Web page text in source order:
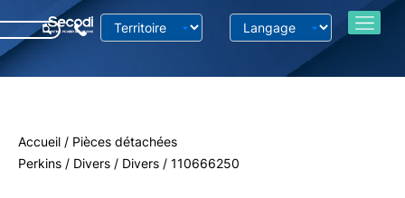
Accueil / Pièces détachées
Perkins / Divers / Divers / 110666250